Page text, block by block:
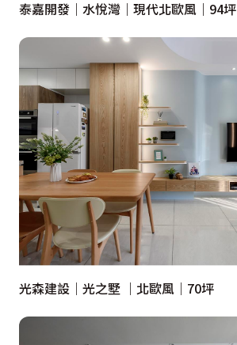
泰嘉開發｜水悅灣｜現代北歐風｜94坪
光森建設｜光之墅 ｜北歐風｜70坪